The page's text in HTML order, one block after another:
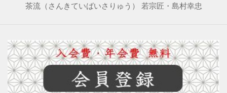
茶流（さんきていばいさりゅう） 若宗匠・島村幸忠